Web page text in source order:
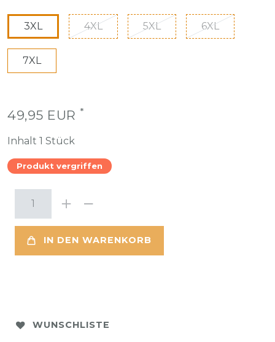
3XL 4XL 5XL 6XL
7XL
49,95 EUR *
Inhalt 1 Stück
Produkt vergriffen
IN DEN WARENKORB
WUNSCHLISTE